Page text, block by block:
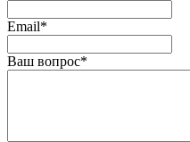
Email*
Ваш вопрос*